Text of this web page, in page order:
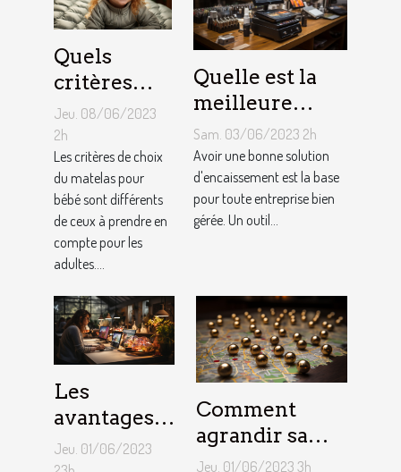
Quels
critères
pour
choisir un
matelas de
bébé ?
Jeu. 08/06/2023
2h
Les critères de choix
du matelas pour
bébé sont différents
de ceux à prendre en
compte pour les
adultes....
Quelle est la
meilleure
solution
d'encaissement
pour votre
entreprise ?
Sam. 03/06/2023 2h
Avoir une bonne solution
d'encaissement est la base
pour toute entreprise bien
gérée. Un outil...
Les
avantages
de faire
Jeu. 01/06/2023
Comment
agrandir sa
notoriété
Jeu. 01/06/2023 3h